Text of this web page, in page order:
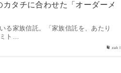
zakⅡ
タチに合わせた「オーダーメ
る家族信託。「家族信託を、あたり
ミト…